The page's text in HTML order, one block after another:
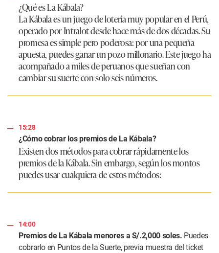
¿Qué es La Kábala?
La Kábala es un juego de lotería muy popular en el Perú,
operado por Intralot desde hace más de dos décadas. Su
promesa es simple pero poderosa: por una pequeña
apuesta, puedes ganar un pozo millonario. Este juego ha
acompañado a miles de peruanos que sueñan con
cambiar su suerte con solo seis números.
15:28
¿Cómo cobrar los premios de La Kábala?
Existen dos métodos para cobrar rápidamente los
premios de la Kábala. Sin embargo, según los montos
puedes usar cualquiera de estos métodos:
14:00
Premios de La Kábala menores a S/.2,000 soles. Puedes
cobrarlo en Puntos de la Suerte, previa muestra del ticket